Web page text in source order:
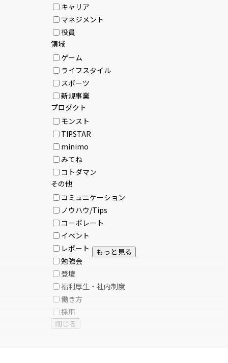
キャリア
マネジメント
役員
領域
ゲーム
ライフスタイル
スポーツ
新規事業
プロダクト
モンスト
TIPSTAR
minimo
みてね
コトダマン
その他
コミュニケーション
ノウハウ/Tips
コーポレート
イベント
レポート
勉強会
登壇
福利厚生・社内制度
働き方
採用
閉じる
もっと見る